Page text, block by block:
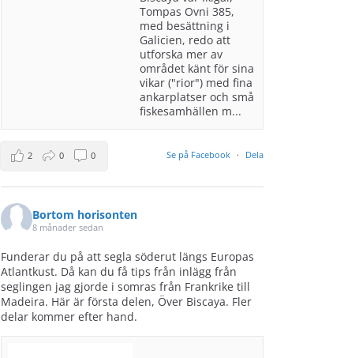
Tompas Ovni 385,
med besättning i
Galicien, redo att
utforska mer av
området känt för sina
vikar ("rior") med fina
ankarplatser och små
fiskesamhällen m...
Se på Facebook · Dela
2 0 0
Bortom horisonten
8 månader sedan
Funderar du på att segla söderut längs Europas
Atlantkust. Då kan du få tips från inlägg från
seglingen jag gjorde i somras från Frankrike till
Madeira. Här är första delen, Över Biscaya. Fler
delar kommer efter hand.